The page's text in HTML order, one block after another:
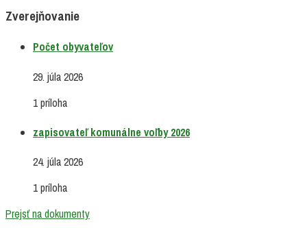
Zverejňovanie
Počet obyvateľov
29. júla 2026
1 príloha
zapisovateľ komunálne voľby 2026
24. júla 2026
1 príloha
Prejsť na dokumenty